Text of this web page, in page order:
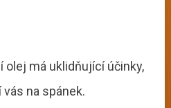
má uklidňující účinky,
na spánek.